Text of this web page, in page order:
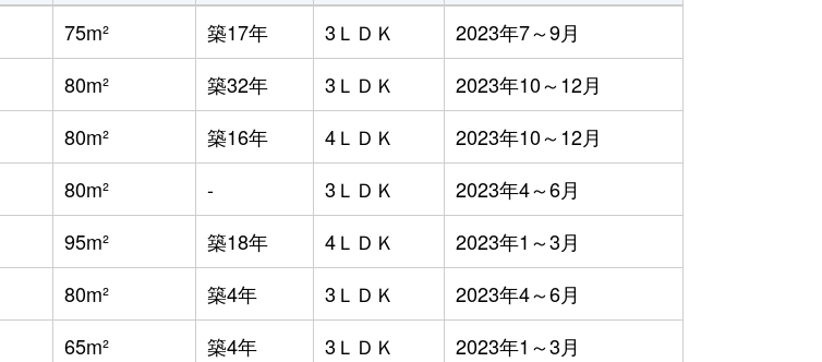
75m² 築17年 3ＬＤＫ
2023年7～9月
80m² 築32年 3ＬＤＫ
2023年10～12月
80m² 築16年 4ＬＤＫ
2023年10～12月
80m² - 3ＬＤＫ
2023年4～6月
95m² 築18年 4ＬＤＫ
2023年1～3月
80m² 築4年 3ＬＤＫ
2023年4～6月
65m² 築4年 3ＬＤＫ
2023年1～3月